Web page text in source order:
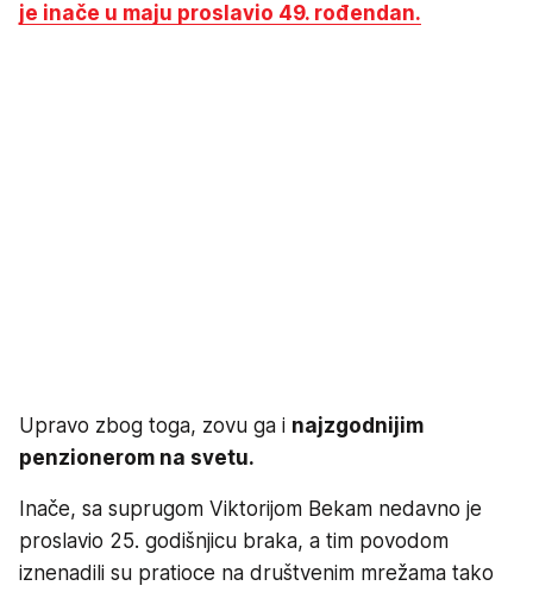
je inače u maju proslavio 49. rođendan.
Upravo zbog toga, zovu ga i najzgodnijim
penzionerom na svetu.
Inače, sa suprugom Viktorijom Bekam nedavno je
proslavio 25. godišnjicu braka, a tim povodom
iznenadili su pratioce na društvenim mrežama tako